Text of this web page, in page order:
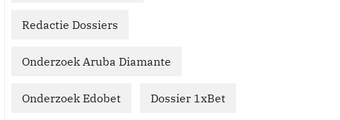
Redactie Dossiers
Onderzoek Aruba Diamante
Onderzoek Edobet Dossier 1xBet